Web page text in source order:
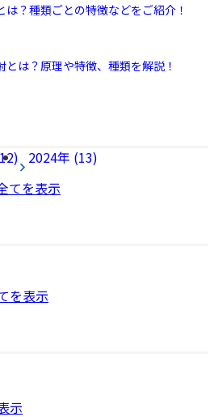
は？種類ごとの特徴などをご紹介！
とは？原理や特徴、種類を解説！
2024年 (13)
てを表示
を表示
示